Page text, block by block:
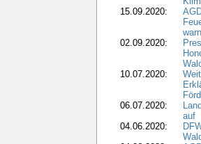
15.09.2020:
02.09.2020:
10.07.2020:
06.07.2020:
auf
04.06.2020: